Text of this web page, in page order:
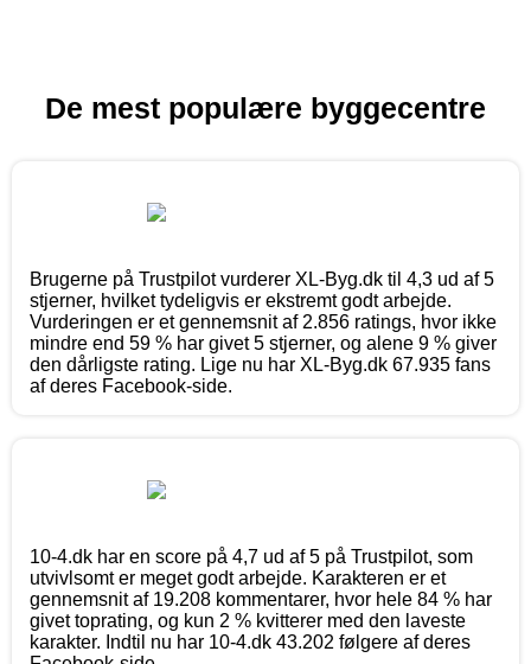
De mest populære byggecentre
Brugerne på Trustpilot vurderer XL-Byg.dk til 4,3 ud af 5
stjerner, hvilket tydeligvis er ekstremt godt arbejde.
Vurderingen er et gennemsnit af 2.856 ratings, hvor ikke
mindre end 59 % har givet 5 stjerner, og alene 9 % giver
den dårligste rating. Lige nu har XL-Byg.dk 67.935 fans
af deres Facebook-side.
10-4.dk har en score på 4,7 ud af 5 på Trustpilot, som
utvivlsomt er meget godt arbejde. Karakteren er et
gennemsnit af 19.208 kommentarer, hvor hele 84 % har
givet toprating, og kun 2 % kvitterer med den laveste
karakter. Indtil nu har 10-4.dk 43.202 følgere af deres